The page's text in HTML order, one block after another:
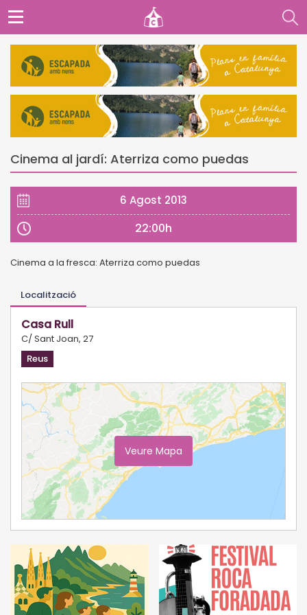
Cinema al jardí: Aterriza como puedas
6 Agost 2013
22:00h
Cinema a la fresca: Aterriza como puedas
Localització
Casa Rull
C/ Sant Joan, 27
Reus
Veure Mapa